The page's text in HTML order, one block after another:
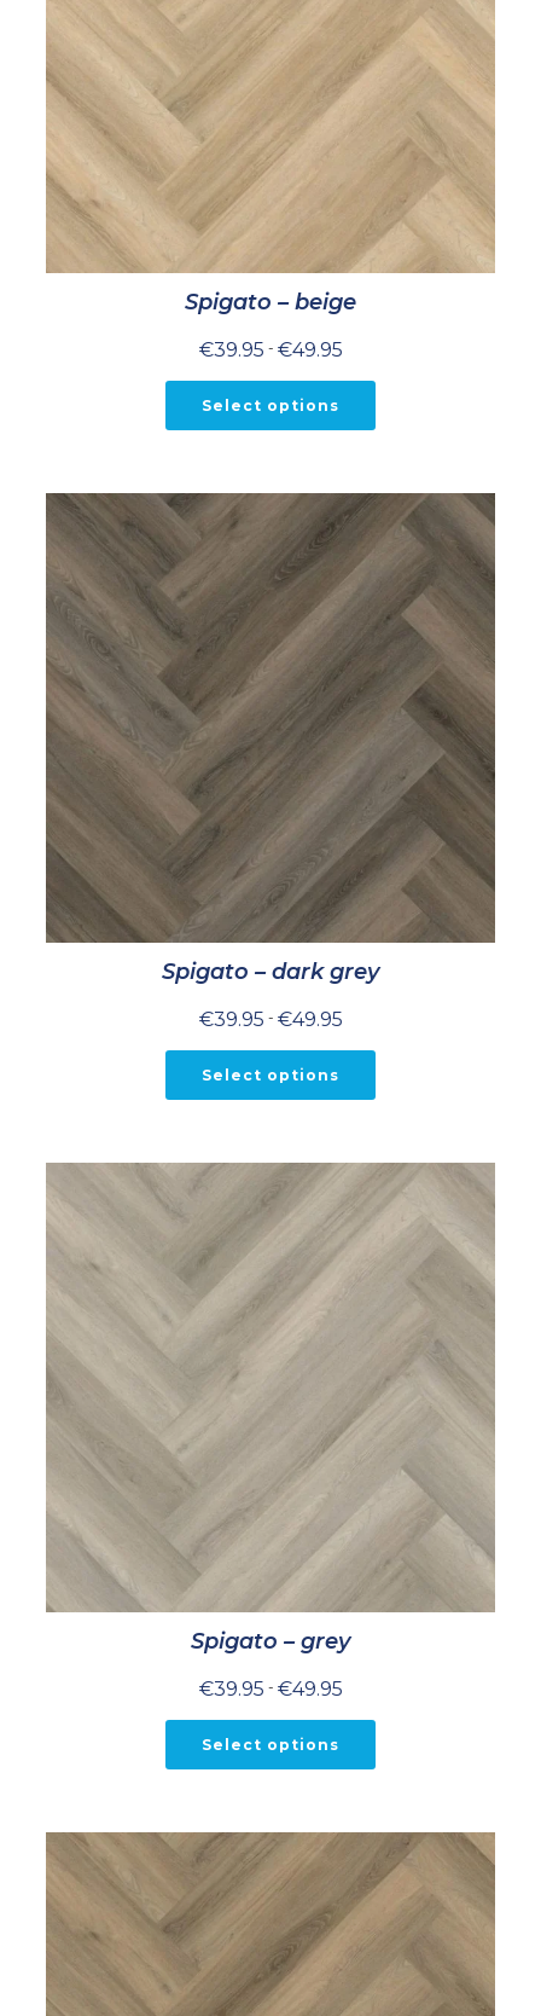
Spigato – beige
€39.95 - €49.95Prijsklasse:
tot
Select options
Spigato – dark grey
€39.95 - €49.95Prijsklasse:
tot
Select options
Spigato – grey
€39.95 - €49.95Prijsklasse:
tot
Select options